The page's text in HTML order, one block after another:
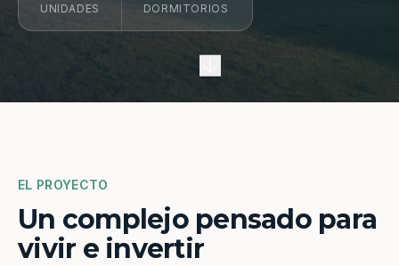
UNIDADES DORMITORIOS
EL PROYECTO
Un complejo pensado para
vivir e invertir